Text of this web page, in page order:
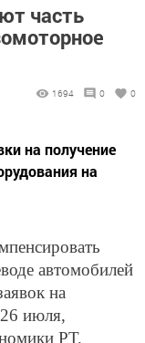
часть
1694 0 0
на получение
на
автомобилей
на
июля,
РТ.